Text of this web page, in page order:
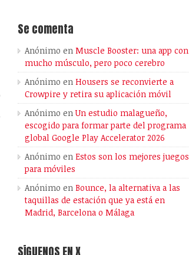
Se comenta
Anónimo en Muscle Booster: una app con
mucho músculo, pero poco cerebro
Anónimo en Housers se reconvierte a
Crowpire y retira su aplicación móvil
Anónimo enUn estudio malagueño,
escogido para formar parte del programa
global Google Play Accelerator 2026
Anónimo en Estos son los mejores juegos
para móviles
Anónimo en Bounce, la alternativa a las
taquillas de estación que ya está en
Madrid, Barcelona o Málaga
SÍGUENOS EN X